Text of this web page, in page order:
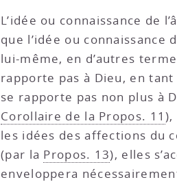
L’idée ou connaissance de
que l’idée ou connaissance
lui-même, en d’autres
rapporte pas à Dieu, en tant
se rapporte pas non plus à
Corollaire de la Propos. 11),
les idées des affections du
(par la Propos. 13), elles
enveloppera